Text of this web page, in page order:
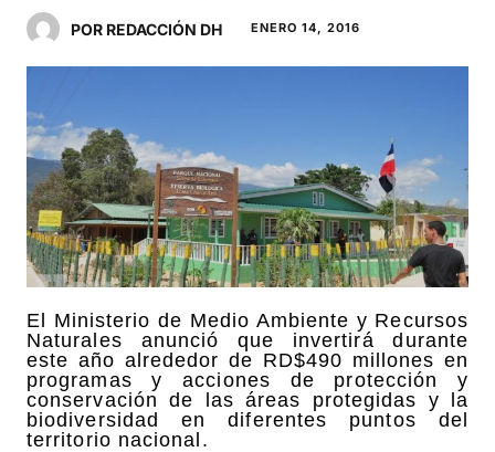
POR REDACCIÓN DH ENERO 14, 2016
El Ministerio de Medio Ambiente y Recursos
Naturales anunció que invertirá durante
este año alrededor de RD$490 millones en
programas y acciones de protección y
conservación de las áreas protegidas y la
biodiversidad en diferentes puntos del
territorio nacional.